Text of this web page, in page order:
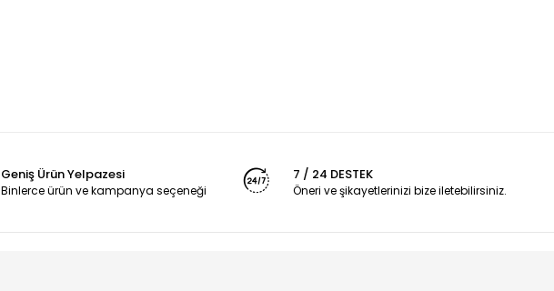
Geniş Ürün Yelpazesi
Binlerce ürün ve kampanya seçeneği
7 / 24 DESTEK
Öneri ve şikayetlerinizi bize iletebilirsiniz.